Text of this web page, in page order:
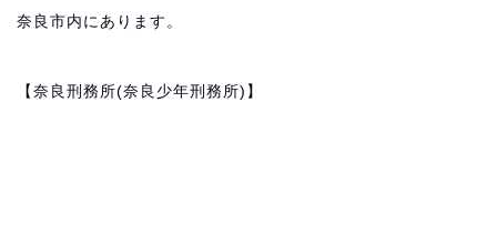
奈良市内にあります。
【奈良刑務所(奈良少年刑務所)】